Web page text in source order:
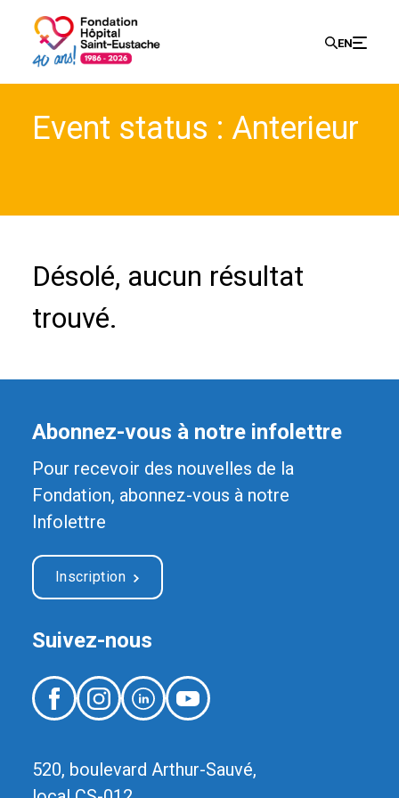
EN
for:
Event status : Anterieur
Désolé, aucun résultat
trouvé.
520, boulevard Arthur-Sauvé,
Abonnez-vous à notre infolettre
Pour recevoir des nouvelles de la
Fondation, abonnez-vous à notre
Infolettre
Inscription
Suivez-nous